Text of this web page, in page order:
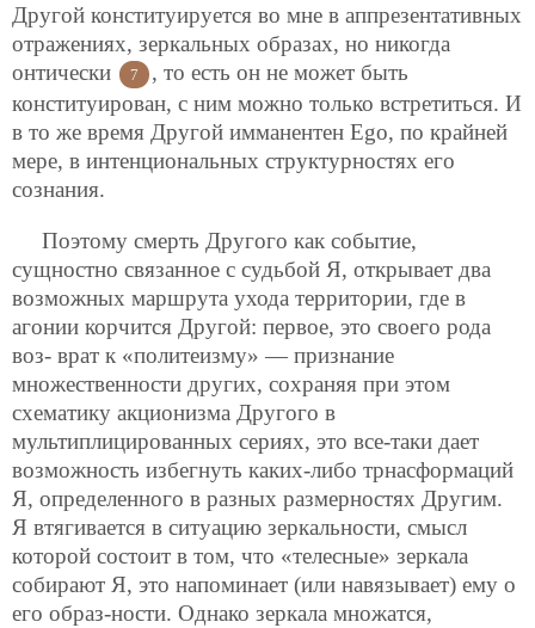
Другой конституируется во мне в аппрезентативных
отражениях, зеркальных образах, но никогда
онтически
7
, то есть он не может быть
конституирован, с ним можно только встретиться. И
в то же время Другой имманентен Ego, по крайней
мере, в интенциональных структурностях его
сознания.
Поэтому смерть Другого как событие,
сущностно связанное с судьбой Я, открывает два
возможных маршрута ухода территории, где в
агонии корчится Другой: первое, это своего рода
воз- врат к «политеизму» — признание
множественности других, сохраняя при этом
схематику акционизма Другого в
мультиплицированных сериях, это все-таки дает
возможность избегнуть каких-либо трнасформаций
Я, определенного в разных размерностях Другим.
Я втягивается в ситуацию зеркальности, смысл
которой состоит в том, что «телесные» зеркала
собирают Я, это напоминает (или навязывает) ему о
его образ-ности. Однако зеркала множатся,